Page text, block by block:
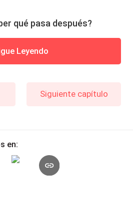
qué pasa después?
Leyendo
Siguiente capítulo
en: